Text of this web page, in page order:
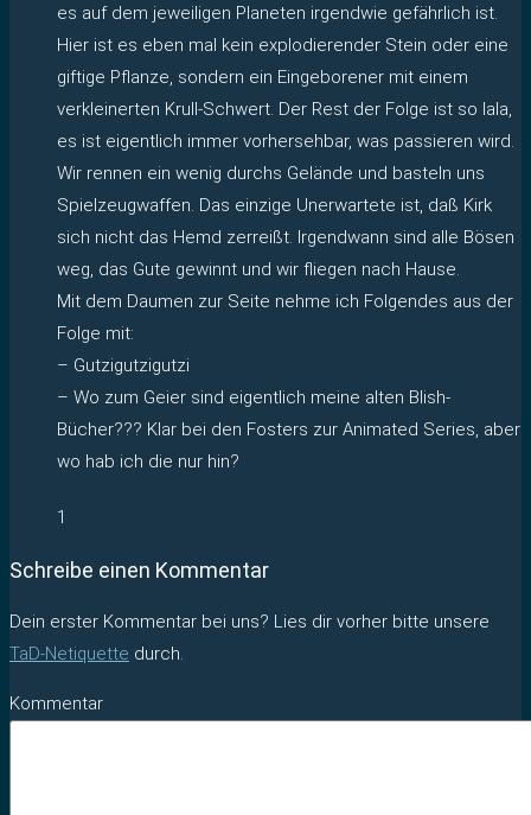
es auf dem jeweiligen Planeten irgendwie gefährlich ist.
Hier ist es eben mal kein explodierender Stein oder eine
giftige Pflanze, sondern ein Eingeborener mit einem
verkleinerten Krull-Schwert. Der Rest der Folge ist so lala,
es ist eigentlich immer vorhersehbar, was passieren wird.
Wir rennen ein wenig durchs Gelände und basteln uns
Spielzeugwaffen. Das einzige Unerwartete ist, daß Kirk
sich nicht das Hemd zerreißt. Irgendwann sind alle Bösen
weg, das Gute gewinnt und wir fliegen nach Hause.
Mit dem Daumen zur Seite nehme ich Folgendes aus der
Folge mit:
– Gutzigutzigutzi
– Wo zum Geier sind eigentlich meine alten Blish-
Bücher??? Klar bei den Fosters zur Animated Series, aber
wo hab ich die nur hin?
1
Schreibe einen Kommentar
Dein erster Kommentar bei uns? Lies dir vorher bitte unsere
TaD-Netiquette durch.
Kommentar